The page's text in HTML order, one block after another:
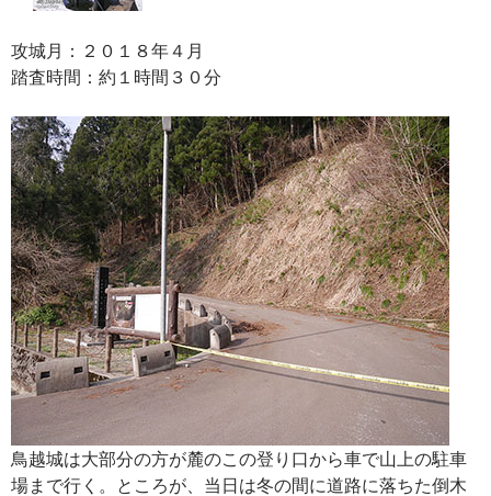
攻城月：２０１８年４月
踏査時間：約１時間３０分
鳥越城は大部分の方が麓のこの登り口から車で山上の駐車
場まで行く。ところが、当日は冬の間に道路に落ちた倒木